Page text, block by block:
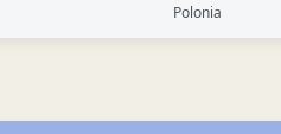
Polonia